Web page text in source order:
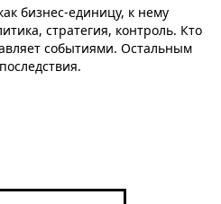
бизнес-единицу, к нему
стратегия, контроль. Кто
событиями. Остальным